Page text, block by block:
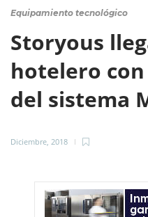
Equipamiento tecnológico
Storyous
hotelero
del sistema
Diciembre, 2018